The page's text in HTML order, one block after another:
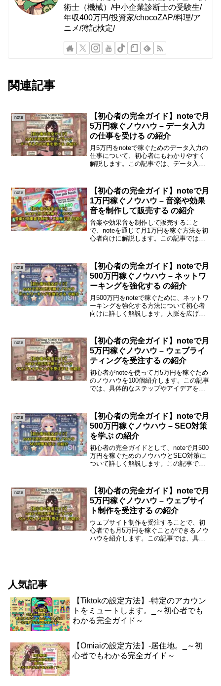
術士（機械）/中小企業診断士の受験生/
年収400万円/投資家/chocoZAP/料理/ア
ニメ/簿記検定/
関連記事
note
【初心者の完全ガイド】noteで月
5万円稼ぐノウハウ – データ入力
の仕事を受ける の紹介
月5万円をnoteで稼ぐためのデータ入力の
仕事について、初心者にもわかりやすく
解説します。この記事では、データ入力
データ入力の仕事は、企業や個人から依
頼された情報を指定...
note
【初心者の完全ガイド】noteで月
1万円稼ぐノウハウ – 音楽や効果
音を制作して販売する の紹介
音楽や効果音を制作して販売すること
で、noteを通じて月1万円を稼ぐ方法を初
心者向けに解説します。この記事では、
楽や効果音の制作には、まず基本的な知
識が必要です。音楽理...
note
【初心者の完全ガイド】noteで月
500万円稼ぐノウハウ – ネットワ
ーキングを強化する の紹介
月500万円をnoteで稼ぐために、ネットワ
ーキングを強化する方法について初心者
向けに詳しく解説します。人脈を広げる
キングの重要性ネットワーキングは、ビ
ジネスにおいて非...
note
【初心者の完全ガイド】noteで月
5万円稼ぐノウハウ – ウェブライ
ティングを受注する の紹介
初心者がnoteを使って月5万円を稼ぐため
のノウハウを100個紹介します。この記事
では、具体的なステップやアイデアを丁
ガイドnoteは、クリエイターやライター
が自...
note
【初心者の完全ガイド】noteで月
500万円稼ぐノウハウ – SEO対策
を学ぶ の紹介
初心者の完全ガイドとして、noteで月500
万円を稼ぐためのノウハウとSEO対策に
ついて詳しく解説します。この記事で
noteで月500万円稼ぐためのノウハウnote
は、...
note
【初心者の完全ガイド】noteで月
5万円稼ぐノウハウ – ウェブサイ
ト制作を受注する の紹介
ウェブサイト制作を受注することで、初
心者でも月5万円を稼ぐことができるノウ
ハウを紹介します。この記事では、具体
人気記事
【Tiktokの設定方法】-特定のアカウン
トをミュートします。_～初心者でも
わかる完全ガイド～
【Omiaiの設定方法】-居住地。_～初
心者でもわかる完全ガイド～